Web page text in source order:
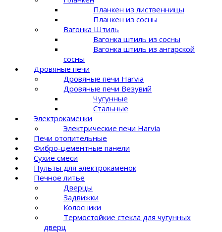
Планкен из лиственницы
Планкен из сосны
Вагонка Штиль
Вагонка штиль из сосны
Вагонка штиль из ангарской
сосны
Дровяные печи
Дровяные печи Harvia
Дровяные печи Везувий
Чугунные
Стальные
Электрокаменки
Электрические печи Harvia
Печи отопительные
Фибро-цементные панели
Сухие смеси
Пульты для электрокаменок
Печное литье
Дверцы
Задвижки
Колосники
Термостойкие стекла для чугунных
дверц